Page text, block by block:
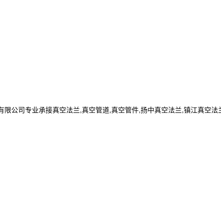
公司专业承接真空法兰,真空管道,真空管件,扬中真空法兰,镇江真空